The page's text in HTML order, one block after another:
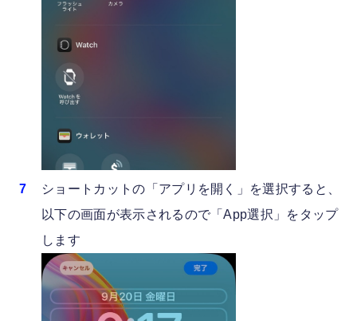
ショートカットの「アプリを開く」を選択すると、
以下の画面が表示されるので「App選択」をタップ
します